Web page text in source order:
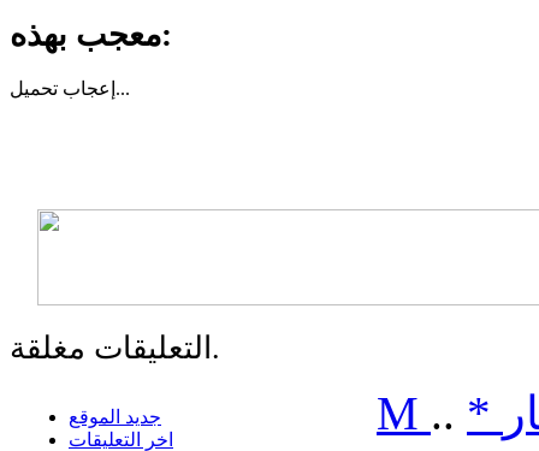
معجب بهذه:
إعجاب تحميل...
التعليقات مغلقة.
جديد الموقع
اخر التعليقات
M .. *